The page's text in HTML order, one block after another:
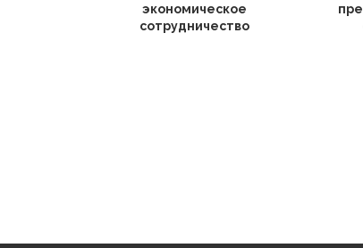
экономическое
сотрудничество